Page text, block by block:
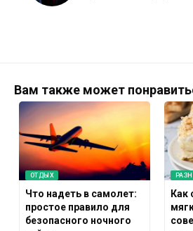
Вам также может
ОТДЫХ
Что надеть в самолет:
простое правило для
безопасного ночного
Как